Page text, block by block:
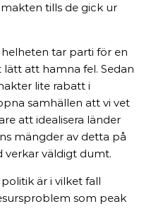
tills de gick ur
tar parti för en
lätt att hamna fel. Sedan
lite rabatt i
samhällen att vi vet
att idealisera länder
mängder av detta på
verkar väldigt dumt.
är i vilket fall
som peak